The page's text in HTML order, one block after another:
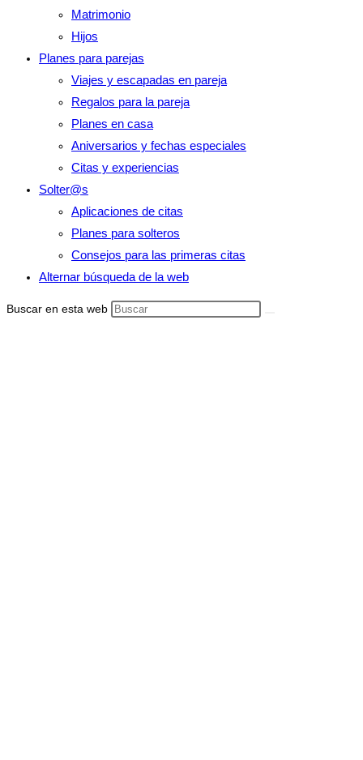
Matrimonio
Hijos
Planes para parejas
Viajes y escapadas en pareja
Regalos para la pareja
Planes en casa
Aniversarios y fechas especiales
Citas y experiencias
Solter@s
Aplicaciones de citas
Planes para solteros
Consejos para las primeras citas
Alternar búsqueda de la web
Buscar en esta web